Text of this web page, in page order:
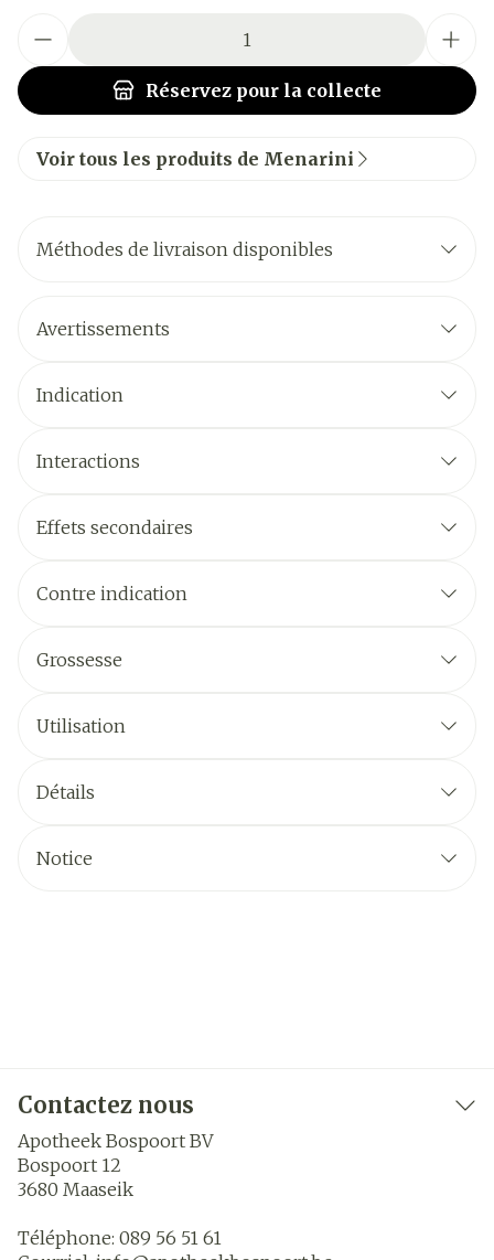
Réservez pour la collecte
Voir tous les produits de Menarini
Méthodes de livraison disponibles
Avertissements
Indication
Interactions
Effets secondaires
Contre indication
Grossesse
Utilisation
Détails
Notice
Contactez nous
Apotheek Bospoort BV
Bospoort 12
3680 Maaseik
Téléphone: 089 56 51 61